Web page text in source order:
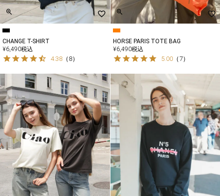
CHANGE T-SHIRT
¥6,490税込
4.38 （ 8）
HORSE PARIS TOTE BAG
¥6,490税込
5.00（ 7）